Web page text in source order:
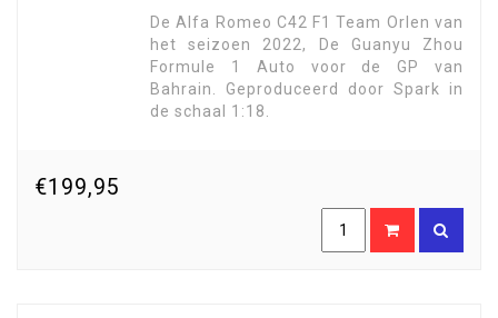
De Alfa Romeo C42 F1 Team Orlen van
het seizoen 2022, De Guanyu Zhou
Formule 1 Auto voor de GP van
Bahrain. Geproduceerd door Spark in
de schaal 1:18.
€199,95